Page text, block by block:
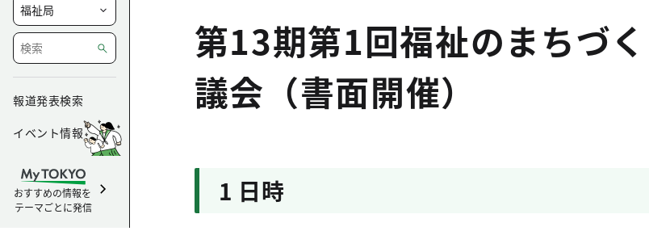
報道発表検索
イベント情報
おすすめの情報を
テーマごとに発信
第13期第1回福祉のまちづ
議会（書面開催）
1 日時